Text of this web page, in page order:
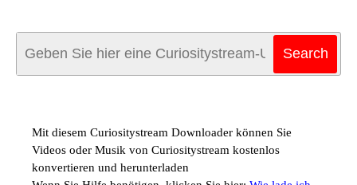
Mit diesem Curiositystream Downloader können Sie
Videos oder Musik von Curiositystream kostenlos
konvertieren und herunterladen